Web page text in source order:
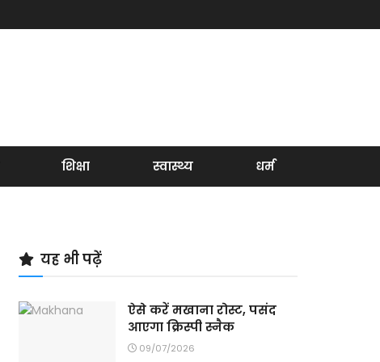
शिक्षा स्वास्थ्य धर्म
यह भी पढ़ें
ऐसे करें मखाना रोस्ट, पसंद
आएगा क्रिस्पी स्नैक
09/07/2026